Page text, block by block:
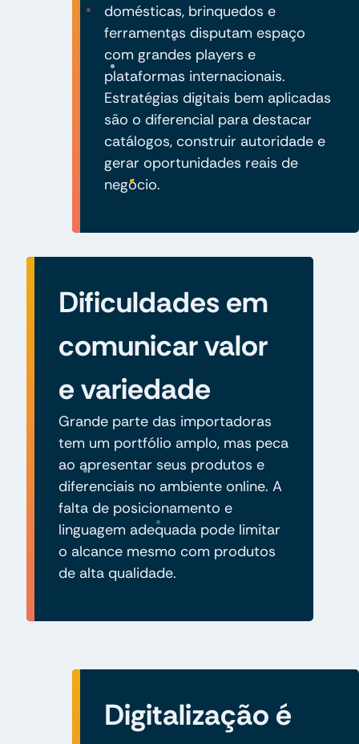
domésticas, brinquedos e
ferramentas disputam espaço
com grandes players e
plataformas internacionais.
Estratégias digitais bem aplicadas
são o diferencial para destacar
catálogos, construir autoridade e
gerar oportunidades reais de
negócio.
Dificuldades em
comunicar valor
e variedade
Grande parte das importadoras
tem um portfólio amplo, mas peca
ao apresentar seus produtos e
diferenciais no ambiente online. A
falta de posicionamento e
linguagem adequada pode limitar
o alcance mesmo com produtos
de alta qualidade.
Digitalização é